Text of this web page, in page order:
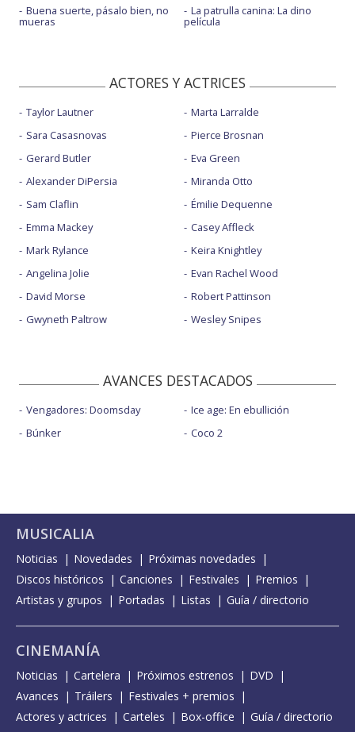
Buena suerte, pásalo bien, no
mueras
La patrulla canina: La dino
película
ACTORES Y ACTRICES
Taylor Lautner
Sara Casasnovas
Gerard Butler
Alexander DiPersia
Sam Claflin
Emma Mackey
Mark Rylance
Angelina Jolie
David Morse
Gwyneth Paltrow
Marta Larralde
Pierce Brosnan
Eva Green
Miranda Otto
Émilie Dequenne
Casey Affleck
Keira Knightley
Evan Rachel Wood
Robert Pattinson
Wesley Snipes
AVANCES DESTACADOS
Vengadores: Doomsday
Búnker
Ice age: En ebullición
Coco 2
MUSICALIA
Noticias Novedades
Próximas novedades
Discos históricos
Canciones Festivales
Premios
Artistas y grupos
Portadas Listas Guía / directorio
CINEMANÍA
Noticias Cartelera Próximos estrenos
DVD
Avances
Tráilers
Festivales + premios
Actores y actrices
Carteles Box-office Guía / directorio